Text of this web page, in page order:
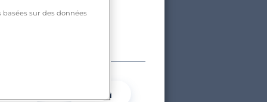
Non
sur des données